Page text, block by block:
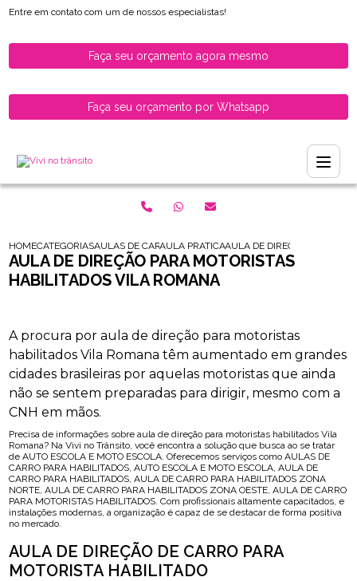
Entre em contato com um de nossos especialistas!
Faça seu orçamento agora mesmo
Faça seu orçamento por Whatsapp
HOMECATEGORIASAULAS DE CARRO PARA HABILITADOS
AULA PRATICA DE CARRO PARA
AULA DE DIRECAO PARA
AULA DE DIREÇÃO PARA MOTORISTAS
HABILITADOS VILA ROMANA
A procura por aula de direção para motoristas
habilitados Vila Romana têm aumentado em grandes
cidades brasileiras por aquelas motoristas que ainda
não se sentem preparadas para dirigir, mesmo com a
CNH em mãos.
Precisa de informações sobre aula de direção para motoristas habilitados Vila
Romana? Na Vivi no Trânsito, você encontra a solução que busca ao se tratar
de AUTO ESCOLA E MOTO ESCOLA. Oferecemos serviços como AULAS DE
CARRO PARA HABILITADOS, AUTO ESCOLA E MOTO ESCOLA, AULA DE
CARRO PARA HABILITADOS, AULA DE CARRO PARA HABILITADOS ZONA
NORTE, AULA DE CARRO PARA HABILITADOS ZONA OESTE, AULA DE CARRO
PARA MOTORISTAS HABILITADOS. Com profissionais altamente capacitados, e
instalações modernas, a organização é capaz de se destacar de forma positiva
no mercado.
AULA DE DIREÇÃO DE CARRO PARA
MOTORISTA HABILITADO